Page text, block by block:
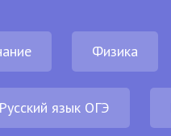
Физика
Русский язык ОГЭ